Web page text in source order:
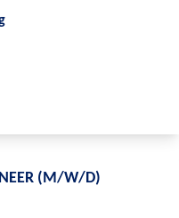
(M/W/D)